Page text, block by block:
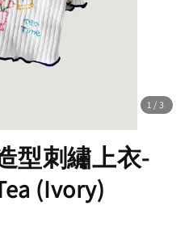
1 /3
型刺繡上衣-
(Ivory)